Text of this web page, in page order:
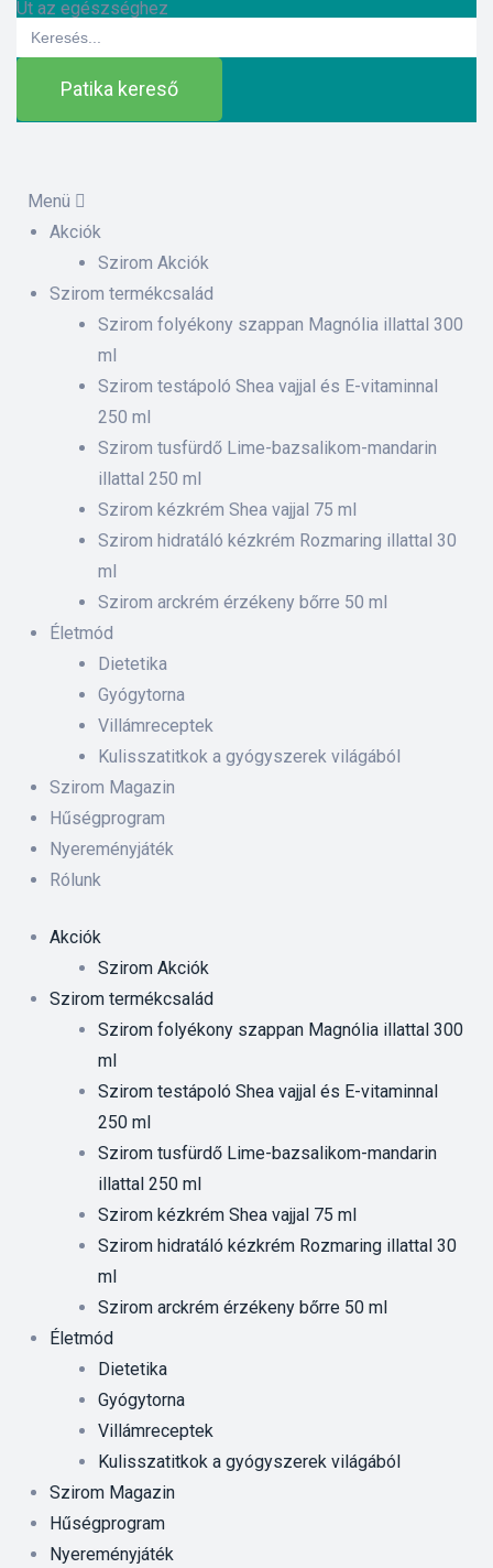
Út az egészséghez
for:
Patika kereső
Menü
Akciók
Szirom Akciók
Szirom termékcsalád
Szirom folyékony szappan Magnólia illattal 300
ml
Szirom testápoló Shea vajjal és E-vitaminnal
250 ml
Szirom tusfürdő Lime-bazsalikom-mandarin
illattal 250 ml
Szirom kézkrém Shea vajjal 75 ml
Szirom hidratáló kézkrém Rozmaring illattal 30
ml
Szirom arckrém érzékeny bőrre 50 ml
Életmód
Dietetika
Gyógytorna
Villámreceptek
Kulisszatitkok a gyógyszerek világából
Szirom Magazin
Hűségprogram
Nyereményjáték
Rólunk
Akciók
Szirom Akciók
Szirom termékcsalád
Szirom folyékony szappan Magnólia illattal 300
ml
Szirom testápoló Shea vajjal és E-vitaminnal
250 ml
Szirom tusfürdő Lime-bazsalikom-mandarin
illattal 250 ml
Szirom kézkrém Shea vajjal 75 ml
Szirom hidratáló kézkrém Rozmaring illattal 30
ml
Szirom arckrém érzékeny bőrre 50 ml
Életmód
Dietetika
Gyógytorna
Villámreceptek
Kulisszatitkok a gyógyszerek világából
Szirom Magazin
Hűségprogram
Nyereményjáték